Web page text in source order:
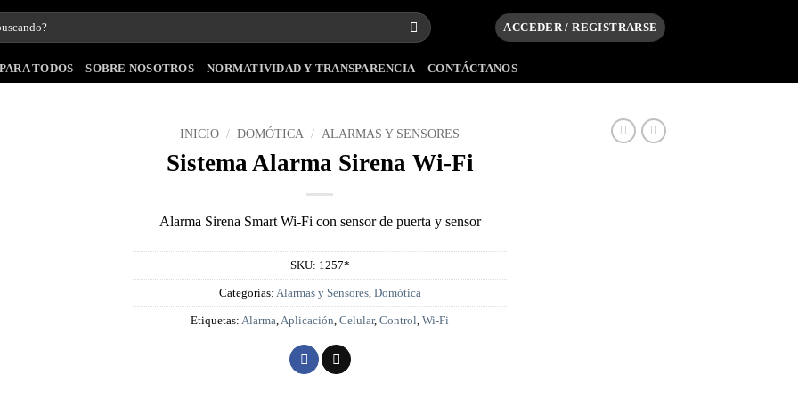
ACCEDER / REGISTRARSE
TODOS SOBRE NOSOTROS NORMATIVIDAD Y TRANSPARENCIA CONTÁCTANOS
INICIO / DOMÓTICA / ALARMAS Y SENSORES
Sistema Alarma Sirena Wi-Fi
Alarma Sirena Smart Wi-Fi con sensor de puerta y sensor
SKU: 1257*
Categorías: Alarmas y Sensores, Domótica
Etiquetas: Alarma Aplicación Celular, Control Wi-Fi